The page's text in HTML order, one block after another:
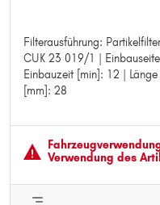
Filterausführung:
CUK 23 019/1 |
Einbauzeit [min]: 12 |
[mm]: 28
Filterausführung: Partikelfilter
Version mit Aktivkohle
Einbauseite: hinter dem
Einbauzeit [min]: 12
Breite [mm]: 201
Höhe [mm]: 28
Verwendung des